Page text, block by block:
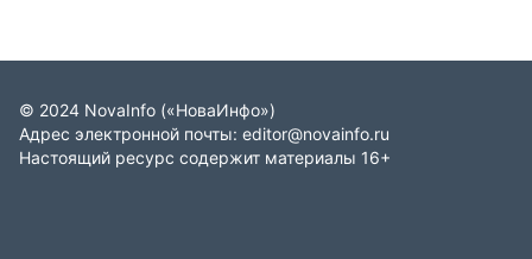
© 2024 NovaInfo («НоваИнфо»)
Адрес электронной почты: editor@novainfo.ru
Настоящий ресурс содержит материалы 16+